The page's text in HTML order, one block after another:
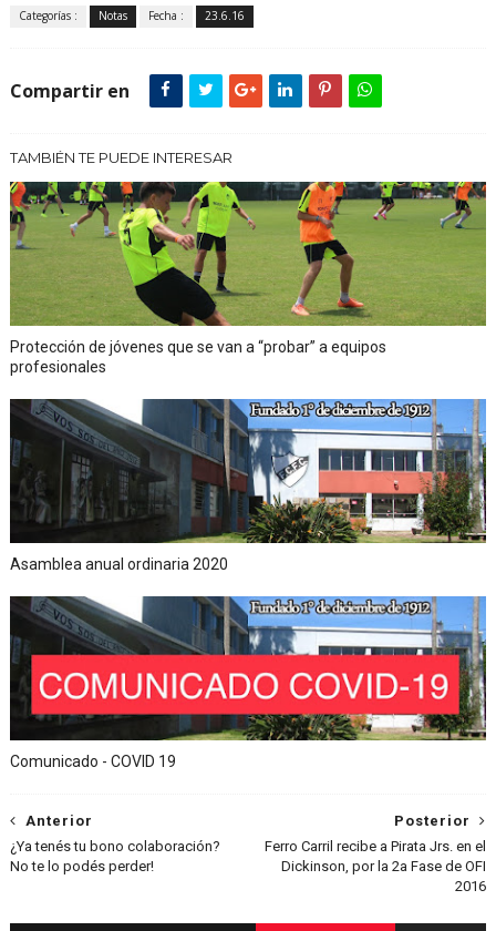
Categorías : Notas Fecha : 23.6.16
Compartir en
TAMBIÉN TE PUEDE INTERESAR
Protección de jóvenes que se van a “probar” a equipos
profesionales
Asamblea anual ordinaria 2020
Comunicado - COVID 19
Posterior
Ferro Carril recibe a Pirata Jrs. en el
Dickinson, por la 2a Fase de OFI
2016
Anterior
¿Ya tenés tu bono colaboración?
No te lo podés perder!